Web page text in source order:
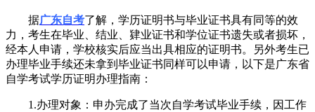
据广东自考了解，学历证明书与毕业证书具有同等的效
力，考生在毕业、结业、肄业证书和学位证书遗失或者损坏，
经本人申请，学校核实后应当出具相应的证明书。另外考生已
办理毕业手续还未拿到毕业证书同样可以申请，以下是广东省
自学考试学历证明办理指南：
1.办理对象：申办完成了当次自学考试毕业手续，因工作